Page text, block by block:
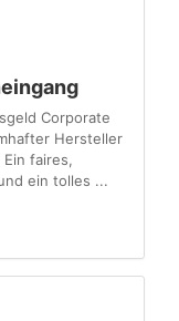
Corporate
Hersteller
faires,
ein tolles ...